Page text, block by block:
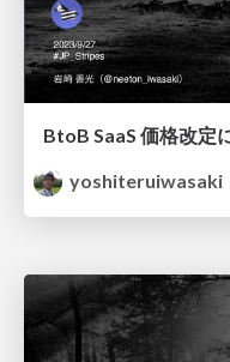
BtoB SaaS 価格改定
yoshiteruiwasaki